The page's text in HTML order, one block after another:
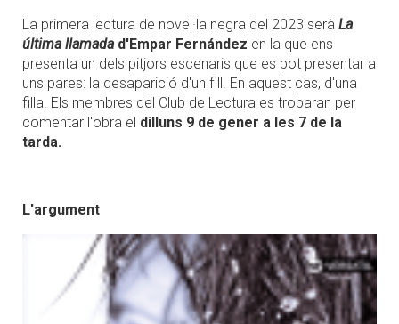
La primera lectura de novel·la negra del 2023 serà La
última llamada d'Empar Fernández en la que ens
presenta un dels pitjors escenaris que es pot presentar a
uns pares: la desaparició d'un fill. En aquest cas, d'una
filla. Els membres del Club de Lectura es trobaran per
comentar l'obra el dilluns 9 de gener a les 7 de la
tarda.
L'argument